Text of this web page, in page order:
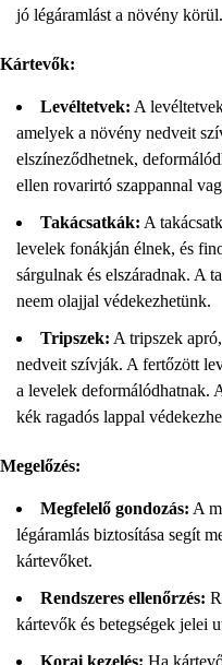
jó légáramlást a növény körül.
Kártevők:
Levéltetvek: A
amelyek a növény nedveit
elszíneződhetnek,
ellen rovarirtó szappannal
Takácsatkák: A
levelek fonákján élnek, és
sárgulnak és elszáradnak. A
neem olajjal védekezhetünk.
Tripszek: A tripszek
nedveit szívják. A fertőzött
a levelek deformálódhatnak.
kék ragadós lappal
Megelőzés:
Megfelelő gondozás: A
légáramlás biztosítása segít
kártevőket.
Rendszeres ellenőrzés:
kártevők és betegségek jelei